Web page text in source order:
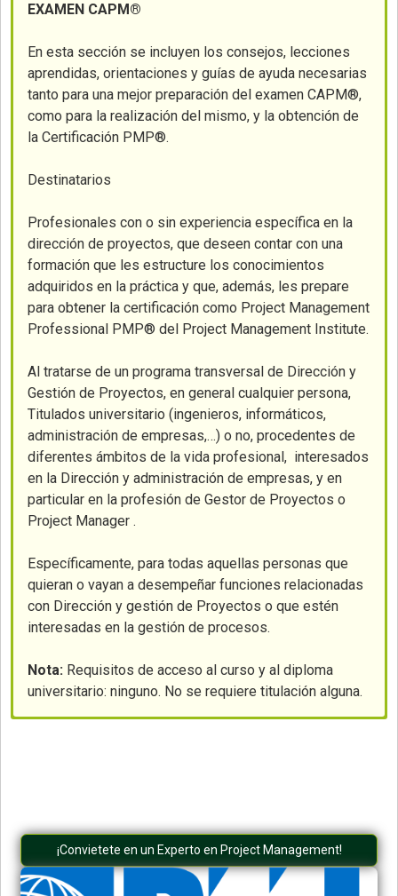
EXAMEN CAPM®
En esta sección se incluyen los consejos, lecciones
aprendidas, orientaciones y guías de ayuda necesarias
tanto para una mejor preparación del examen CAPM®,
como para la realización del mismo, y la obtención de
la Certificación PMP®.
Destinatarios
Profesionales con o sin experiencia específica en la
dirección de proyectos, que deseen contar con una
formación que les estructure los conocimientos
adquiridos en la práctica y que, además, les prepare
para obtener la certificación como Project Management
Professional PMP® del Project Management Institute.
Al tratarse de un programa transversal de Dirección y
Gestión de Proyectos, en general cualquier persona,
Titulados universitario (ingenieros, informáticos,
administración de empresas,…) o no, procedentes de
diferentes ámbitos de la vida profesional, interesados
en la Dirección y administración de empresas, y en
particular en la profesión de Gestor de Proyectos o
Project Manager .
Específicamente, para todas aquellas personas que
quieran o vayan a desempeñar funciones relacionadas
con Dirección y gestión de Proyectos o que estén
interesadas en la gestión de procesos.
Nota: Requisitos de acceso al curso y al diploma
universitario: ninguno. No se requiere titulación alguna.
¡Convietete en un Experto en Project Management!